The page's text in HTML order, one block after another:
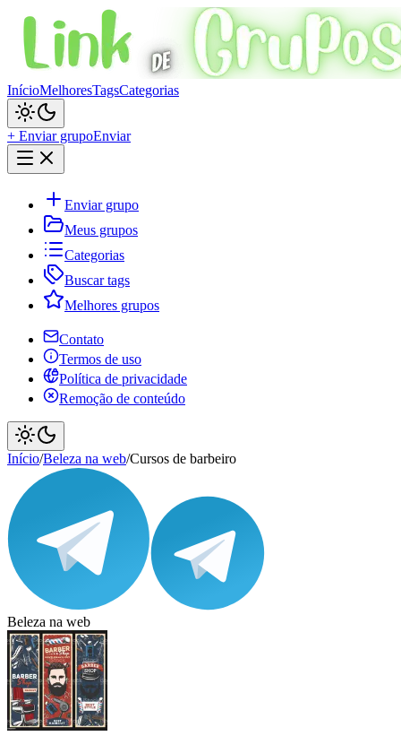
InícioMelhoresTagsCategorias
+ Enviar grupoEnviar
Enviar grupo
Meus grupos
Categorias
Buscar tags
Melhores grupos
Contato
Termos de uso
Política de privacidade
Remoção de conteúdo
Início/Beleza na web/Cursos de barbeiro
Beleza na web